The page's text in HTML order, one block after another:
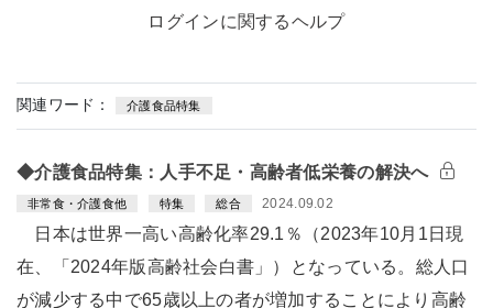
ログインに関するヘルプ
関連ワード： 介護食品特集
◆介護食品特集：人手不足・高齢者低栄養の解決へ
非常食・介護食他 特集 総合 2024.09.02
日本は世界一高い高齢化率29.1％（2023年10月1日現
在、「2024年版高齢社会白書」）となっている。総人口
が減少する中で65歳以上の者が増加することにより高齢